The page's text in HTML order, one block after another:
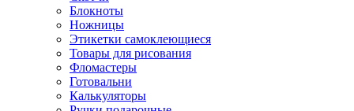
Блокноты
Ножницы
Этикетки самоклеющиеся
Товары для рисования
Фломастеры
Готовальни
Калькуляторы